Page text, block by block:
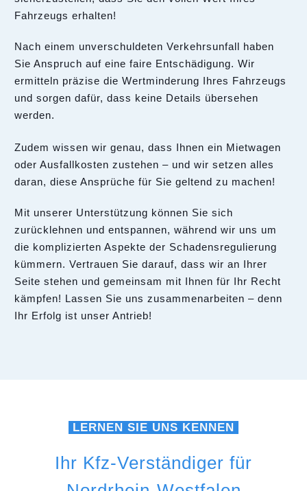
Fahrzeugs erhalten!
Nach einem unverschuldeten Verkehrsunfall haben
Sie Anspruch auf eine faire Entschädigung. Wir
ermitteln präzise die Wertminderung Ihres Fahrzeugs
und sorgen dafür, dass keine Details übersehen
werden.
Zudem wissen wir genau, dass Ihnen ein Mietwagen
oder Ausfallkosten zustehen – und wir setzen alles
daran, diese Ansprüche für Sie geltend zu machen!
Mit unserer Unterstützung können Sie sich
zurücklehnen und entspannen, während wir uns um
die komplizierten Aspekte der Schadensregulierung
kümmern. Vertrauen Sie darauf, dass wir an Ihrer
Seite stehen und gemeinsam mit Ihnen für Ihr Recht
kämpfen! Lassen Sie uns zusammenarbeiten – denn
Ihr Erfolg ist unser Antrieb!
LERNEN SIE UNS KENNEN
Ihr Kfz-Verständiger für